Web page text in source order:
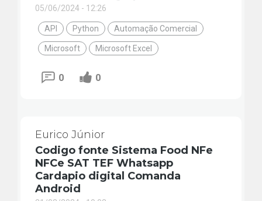
05/06/2024 - 12:26
API Python Automação Comercial
Microsoft Microsoft Excel
0 0
Eurico Júnior
Codigo fonte Sistema Food NFe
NFCe SAT TEF Whatsapp
Cardapio digital Comanda
Android